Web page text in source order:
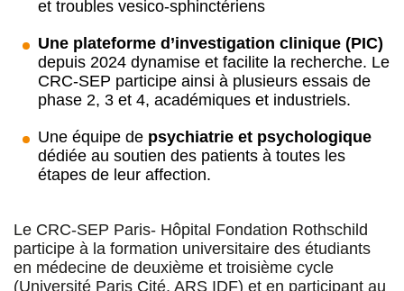
et troubles vesico-sphinctériens
Une plateforme d’investigation clinique (PIC)
depuis 2024 dynamise et facilite la recherche. Le
CRC-SEP participe ainsi à plusieurs essais de
phase 2, 3 et 4, académiques et industriels.
Une équipe de psychiatrie et psychologique
dédiée au soutien des patients à toutes les
étapes de leur affection.
Le CRC-SEP Paris- Hôpital Fondation Rothschild
participe à la formation universitaire des étudiants
en médecine de deuxième et troisième cycle
(Université Paris Cité, ARS IDF) et en participant au